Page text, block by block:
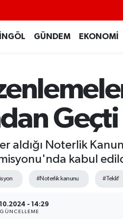
GÜNDEM EKONOMİ
Geçti
aldığı Noterlik
kabul
#Noterlik kanunu #Teklif
- 14:29
GÜNCELLEME